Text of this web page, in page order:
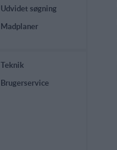
Udvidet søgning
Madplaner
Teknik
Brugerservice